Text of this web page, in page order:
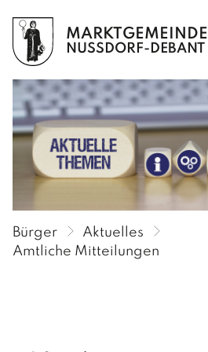
MARKTGEMEINDE
NUSSDORF-DEBANT
BÜRGER
AKTUELLES
Amtliche Mitteilungen
Amtstafel
Verordnungen im RIS
Veranstaltungen
Rückblicke
Bürger
Aktuelles
Amtliche Mitteilungen